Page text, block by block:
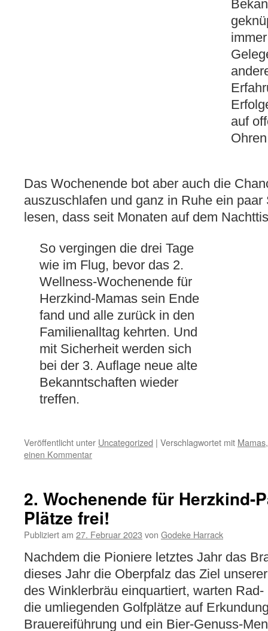
auf
Das Wochenende bot aber auch die
auszuschlafen und ganz in Ruhe ein
lesen, dass seit Monaten auf dem
So vergingen die drei Tage
wie im Flug, bevor das 2.
Wellness-Wochenende für
Herzkind-Mamas sein Ende
fand und alle zurück in den
Familienalltag kehrten. Und
mit Sicherheit werden sich
bei der 3. Auflage neue alte
Bekanntschaften wieder
treffen.
Veröffentlicht unter Uncategorized | Verschlagwortet mit Mamas
einen Kommentar
2. Wochenende für Herzkind-
Plätze frei!
Publiziert am 27. Februar 2023 von Godeke Harrack
Nachdem die Pioniere letztes Jahr das
dieses Jahr die Oberpfalz das Ziel
des Winklerbräu einquartiert, warten
die umliegenden Golfplätze auf
Brauereiführung und ein Bier-Genuss-